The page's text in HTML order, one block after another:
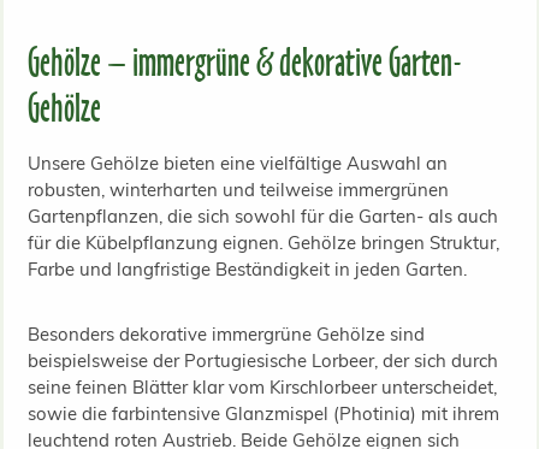
Gehölze – immergrüne & dekorative Garten-
Gehölze
Unsere Gehölze bieten eine vielfältige Auswahl an
robusten, winterharten und teilweise immergrünen
Gartenpflanzen, die sich sowohl für die Garten- als auch
für die Kübelpflanzung eignen. Gehölze bringen Struktur,
Farbe und langfristige Beständigkeit in jeden Garten.
Besonders dekorative immergrüne Gehölze sind
beispielsweise der Portugiesische Lorbeer, der sich durch
seine feinen Blätter klar vom Kirschlorbeer unterscheidet,
sowie die farbintensive Glanzmispel (Photinia) mit ihrem
leuchtend roten Austrieb. Beide Gehölze eignen sich